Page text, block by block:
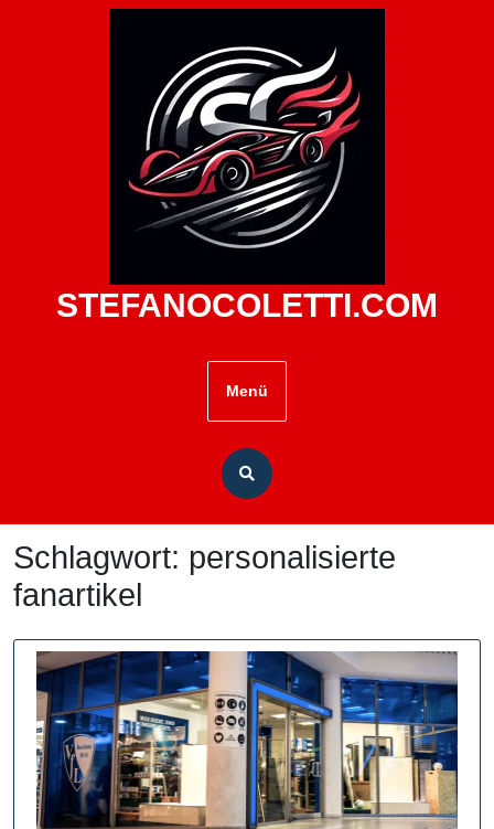
STEFANOCOLETTI.COM
Menü
Schlagwort: personalisierte
fanartikel